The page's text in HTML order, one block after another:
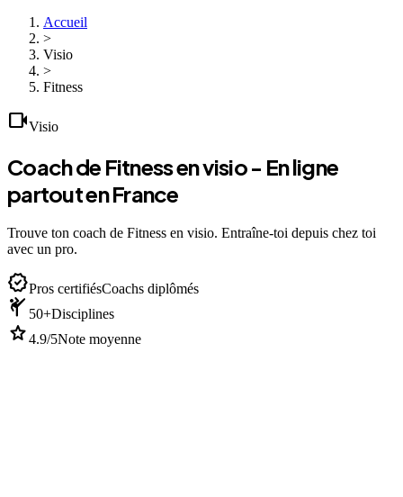
Accueil
>
Visio
>
Fitness
videocamVisio
Coach de Fitness en visio - En ligne
partout en France
Trouve ton coach de Fitness en visio. Entraîne-toi depuis chez toi
avec un pro.
verifiedPros certifiésCoachs diplômés
sports_martial_arts 50+Disciplines
star4.9/5Note moyenne